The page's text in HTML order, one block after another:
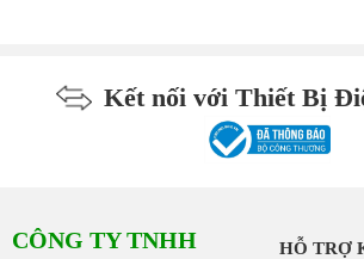
Kết nối với Thiết Bị
CÔNG TY TNHH
HỖ TRỢ